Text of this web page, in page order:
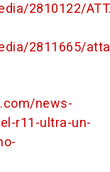
2810122/
2811665/
news-
r11-ultra-un-